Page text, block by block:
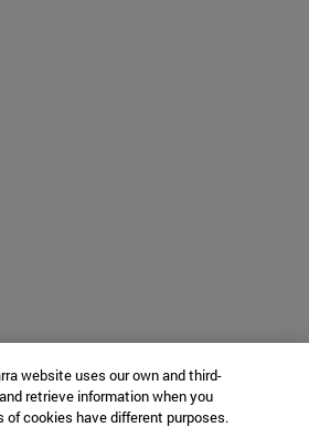
website uses our own and third-
retrieve information when you
of cookies have different purposes.